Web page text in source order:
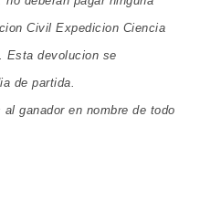
Civil Expedicion Ciencia
Esta devolucion se
de partida.
ganador en nombre de todo